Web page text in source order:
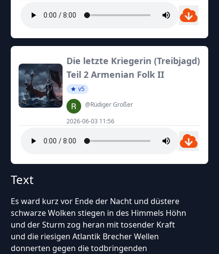
Die letzte Kriegerin (Treibjagd)
Teil 2 Armenian Folk II
v5
@Rüdiger Großer
2026-06-03 11:56
Text
Es ward kurz vor Ende der Nacht und düstere
schwarze Wolken stiegen in des Himmels Höhn
und der Sturm zog heran mit tosender Kraft
und die riesigen Atlantik Brecher Wellen
donnerten gegen die todbringenden